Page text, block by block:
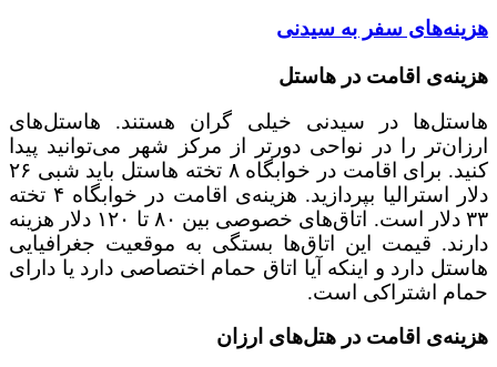
هزینه‌های سفر به سیدنی
هزینه‌ی اقامت در هاستل
هاستل‌ها در سیدنی خیلی گران هستند. هاستل‌های
ارزان‌تر را در نواحی دورتر از مرکز شهر می‌توانید پیدا
کنید. برای اقامت در خوابگاه ۸ تخته هاستل باید شبی ۲۶
دلار استرالیا بپردازید. هزینه‌ی اقامت در خوابگاه ۴ تخته
۳۳ دلار است. اتاق‌های خصوصی بین ۸۰ تا ۱۲۰ دلار هزینه
دارند. قیمت این اتاق‌ها بستگی به موقعیت جغرافیایی
هاستل دارد و اینکه آیا اتاق حمام اختصاصی دارد یا دارای
حمام اشتراکی است.
هزینه‌ی اقامت در هتل‌های ارزان